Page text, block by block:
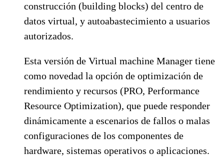
construcción (building blocks) del centro de
datos virtual, y autoabastecimiento a usuarios
autorizados.
Esta versión de Virtual machine Manager tiene
como novedad la opción de optimización de
rendimiento y recursos (PRO, Performance
Resource Optimization), que puede responder
dinámicamente a escenarios de fallos o malas
configuraciones de los componentes de
hardware, sistemas operativos o aplicaciones.